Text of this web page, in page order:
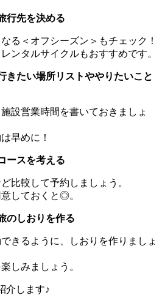
行先を決める
る＜オフシーズン＞もチェック！
ンタルサイクルもおすすめです。
きたい場所リストややりたいこと
設営業時間を書いておきましょ
早めに！
ースを考える
比較して予約しましょう。
しておくと◎。
のしおりを作る
きるように、しおりを作りましょ
しみましょう。
介します♪